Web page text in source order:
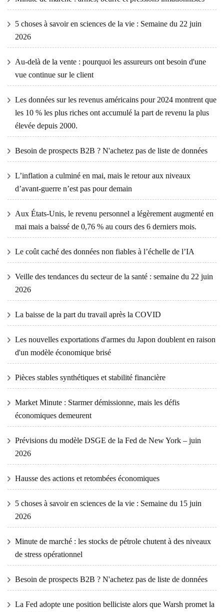
5 choses à savoir en sciences de la vie : Semaine du 22 juin
2026
Au-delà de la vente : pourquoi les assureurs ont besoin d'une
vue continue sur le client
Les données sur les revenus américains pour 2024 montrent que
les 10 % les plus riches ont accumulé la part de revenu la plus
élevée depuis 2000.
Besoin de prospects B2B ? N'achetez pas de liste de données
L’inflation a culminé en mai, mais le retour aux niveaux
d’avant-guerre n’est pas pour demain
Aux États-Unis, le revenu personnel a légèrement augmenté en
mai mais a baissé de 0,76 % au cours des 6 derniers mois.
Le coût caché des données non fiables à l’échelle de l’IA
Veille des tendances du secteur de la santé : semaine du 22 juin
2026
La baisse de la part du travail après la COVID
Les nouvelles exportations d'armes du Japon doublent en raison
d'un modèle économique brisé
Pièces stables synthétiques et stabilité financière
Market Minute : Starmer démissionne, mais les défis
économiques demeurent
Prévisions du modèle DSGE de la Fed de New York – juin
2026
Hausse des actions et retombées économiques
5 choses à savoir en sciences de la vie : Semaine du 15 juin
2026
Minute de marché : les stocks de pétrole chutent à des niveaux
de stress opérationnel
Besoin de prospects B2B ? N'achetez pas de liste de données
La Fed adopte une position belliciste alors que Warsh promet la